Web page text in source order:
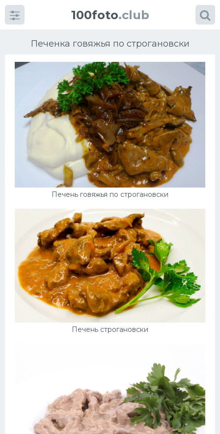
100foto.club
Печенка говяжья по строгановски
Печень говяжья по строгановски
Печень строгановски
Категориикартинок
Мясные блюда
Десерт
Напитки
Дизайн комнаты